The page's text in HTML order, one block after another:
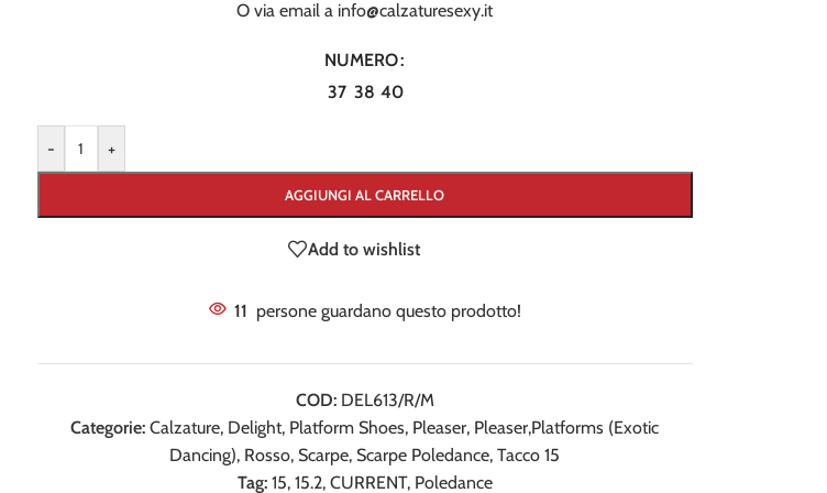
O via email a info@calzaturesexy.it
NUMERO
37 38 40
- +
AGGIUNGI AL CARRELLO
Add to wishlist
11 persone guardano questo prodotto!
COD: DEL613/R/M
Categorie: Calzature, Delight, Platform Shoes, Pleaser, Pleaser,Platforms (Exotic
Dancing), Rosso, Scarpe, Scarpe Poledance, Tacco 15
Tag: 15, 15.2, CURRENT, Poledance